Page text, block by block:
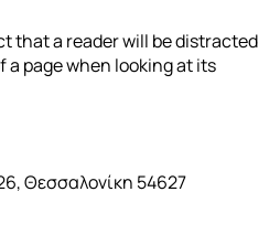
that a reader will be distracted
page when looking at its
Θεσσαλονίκη 54627